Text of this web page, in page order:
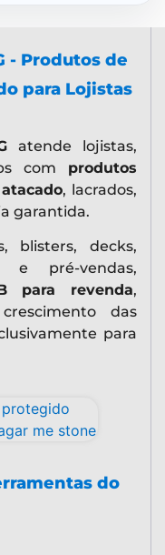
- Produtos de
para Lojistas
atende lojistas,
com produtos
, lacrados,
garantida.
blisters, decks,
e pré-vendas,
para revenda,
das
para
do